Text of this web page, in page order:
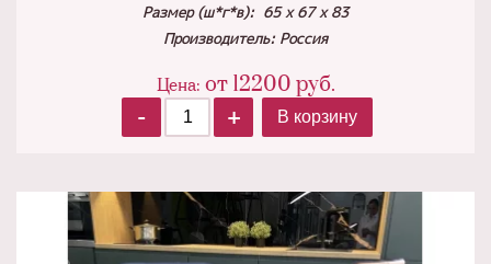
Размер (ш*г*в): 65 х 67 х 83
Производитель: Россия
Цена: от 12200 руб.
-
+ В корзину